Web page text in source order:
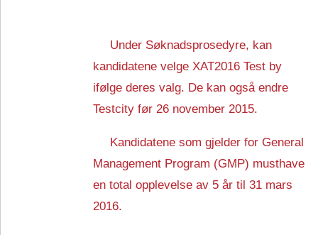
Under Søknadsprosedyre, kan
kandidatene velge XAT2016 Test by
ifølge deres valg. De kan også endre
Testcity før 26 november 2015.
Kandidatene som gjelder for General
Management Program (GMP) musthave
en total opplevelse av 5 år til 31 mars
2016.